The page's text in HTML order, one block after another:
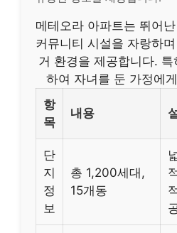
메테오라 아파트는 뛰어
커뮤니티 시설을 자랑하
거 환경을 제공합니다.
하여 자녀를 둔 가정에
항
목
내용
단
지
정
보
총 1,200세대,
15개동